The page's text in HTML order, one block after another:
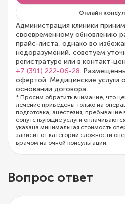
Онлайн
Администрация клиники
своевременному обновлению
прайс-листа, однако во
недоразумений, советуем
регистратуре или в контакт-
+7 (391) 222-06-28.
офертой. Медицинские услуги
основании договора.
* Просим обратить внимание, что
лечение приведены только на
подготовка, анестезия,
сопутствующие услуги
указана минимальная стоимость
зависит от категории сложности
врачом на очной консультации.
Вопрос ответ